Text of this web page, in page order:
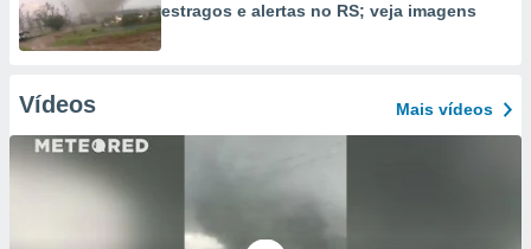
estragos e alertas no RS; veja imagens
Vídeos Mais vídeos